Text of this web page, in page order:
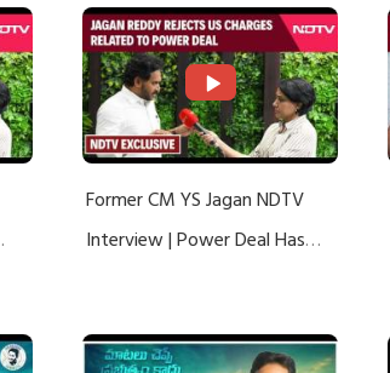
Former CM YS Jagan NDTV
Interview | Power Deal Has